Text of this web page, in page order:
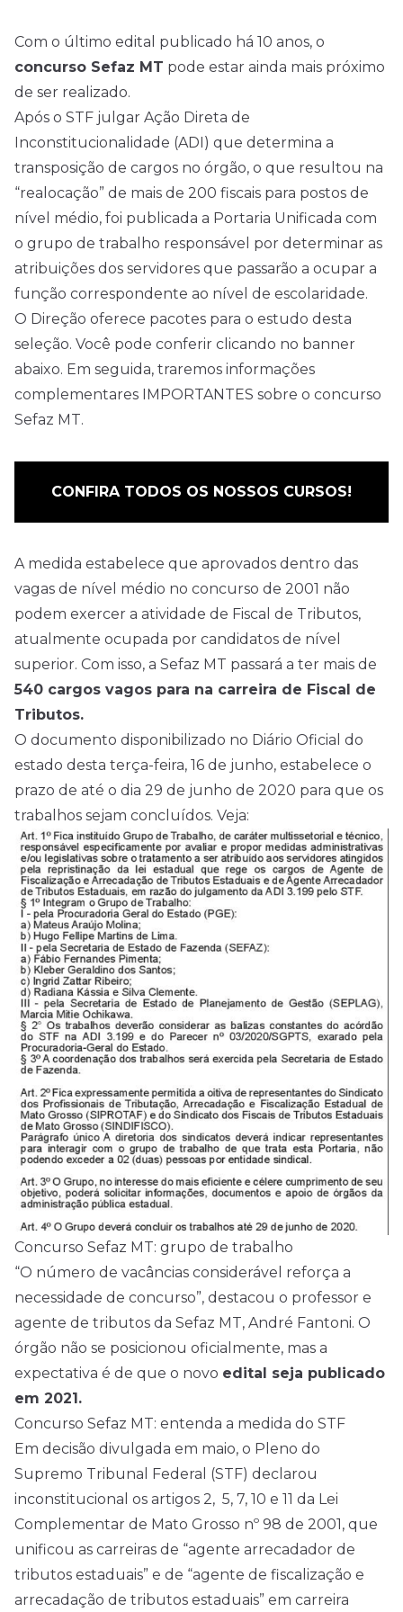
Com o último edital publicado há 10 anos, o
concurso Sefaz MT pode estar ainda mais próximo
de ser realizado.
Após o STF julgar Ação Direta de
Inconstitucionalidade (ADI) que determina a
transposição de cargos no órgão, o que resultou na
“realocação” de mais de 200 fiscais para postos de
nível médio, foi publicada a Portaria Unificada com
o grupo de trabalho responsável por determinar as
atribuições dos servidores que passarão a ocupar a
função correspondente ao nível de escolaridade.
O Direção oferece pacotes para o estudo desta
seleção. Você pode conferir clicando no banner
abaixo. Em seguida, traremos informações
complementares IMPORTANTES sobre o concurso
Sefaz MT.
CONFIRA TODOS OS NOSSOS CURSOS!
A medida estabelece que aprovados dentro das
vagas de nível médio no concurso de 2001 não
podem exercer a atividade de Fiscal de Tributos,
atualmente ocupada por candidatos de nível
superior. Com isso, a Sefaz MT passará a ter mais de
540 cargos vagos para na carreira de Fiscal de
Tributos.
O documento disponibilizado no Diário Oficial do
estado desta terça-feira, 16 de junho, estabelece o
prazo de até o dia 29 de junho de 2020 para que os
trabalhos sejam concluídos. Veja:
Concurso Sefaz MT: grupo de trabalho
“O número de vacâncias considerável reforça a
necessidade de concurso”, destacou o professor e
agente de tributos da Sefaz MT, André Fantoni. O
órgão não se posicionou oficialmente, mas a
expectativa é de que o novo edital seja publicado
em 2021.
Concurso Sefaz MT: entenda a medida do STF
Em decisão divulgada em maio, o Pleno do
Supremo Tribunal Federal (STF) declarou
inconstitucional os artigos 2, 5, 7, 10 e 11 da Lei
Complementar de Mato Grosso nº 98 de 2001, que
unificou as carreiras de “agente arrecadador de
tributos estaduais” e de “agente de fiscalização e
arrecadação de tributos estaduais” em carreira